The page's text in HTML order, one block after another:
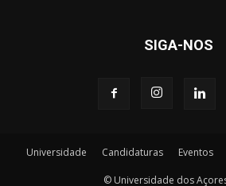
SIGA-NOS
Universidade Candidaturas Eventos
© Universidade dos